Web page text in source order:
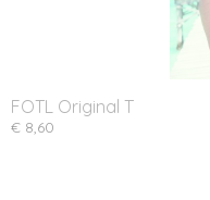
FOTL Original T
€ 8,60